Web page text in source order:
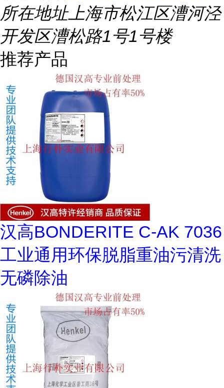
所在地址上海市松江区漕河泾
开发区漕松路1号1号楼
推荐产品
汉高BONDERITE C-AK 7036
工业通用环保脱脂重油污清洗
无磷除油